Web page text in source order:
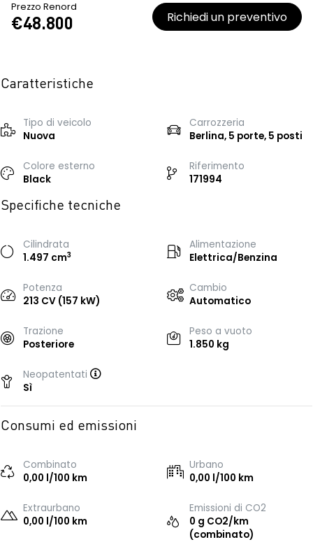
Prezzo Renord
€48.800 Richiedi un preventivo
Caratteristiche
Tipo di veicolo
Nuova
Carrozzeria
Berlina, 5 porte, 5 posti
Colore esterno
Black
Riferimento
171994
Specifiche tecniche
Cilindrata
1.497 cm3
Alimentazione
Elettrica/Benzina
Potenza
213 CV (157 kW)
Cambio
Automatico
Trazione
Posteriore
Peso a vuoto
1.850 kg
Neopatentati
Sì
Consumi ed emissioni
Combinato
0,00 l/100 km
Urbano
0,00 l/100 km
Extraurbano
0,00 l/100 km
Emissioni di CO2
0 g CO2/km
(combinato)